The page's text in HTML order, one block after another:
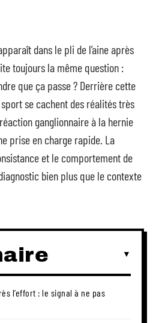
dans le pli de l’aine après
toujours la même question :
que ça passe ? Derrière cette
sport se cachent des réalités très
ganglionnaire à la hernie
prise en charge rapide. La
et le comportement de
bien plus que le contexte
l’effort : le signal à ne pas